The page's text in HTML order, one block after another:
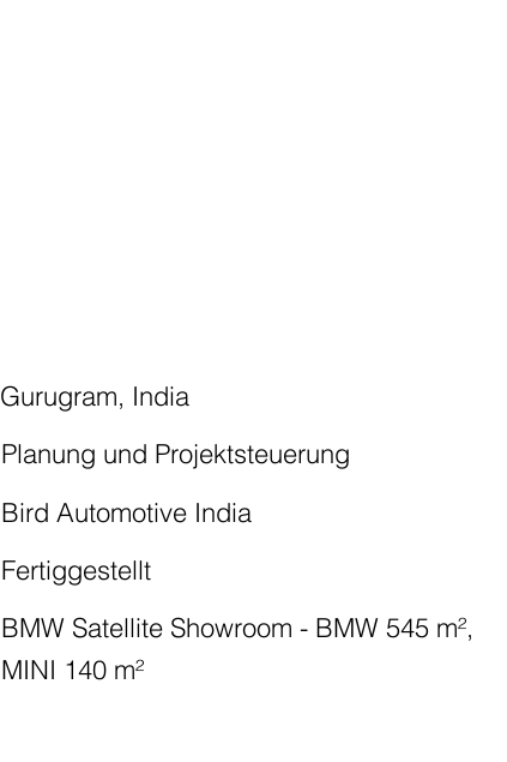
Gurugram, India
Planung und Projektsteuerung
Bird Automotive India
Fertiggestellt
BMW Satellite Showroom - BMW 545 m²,
MINI 140 m²